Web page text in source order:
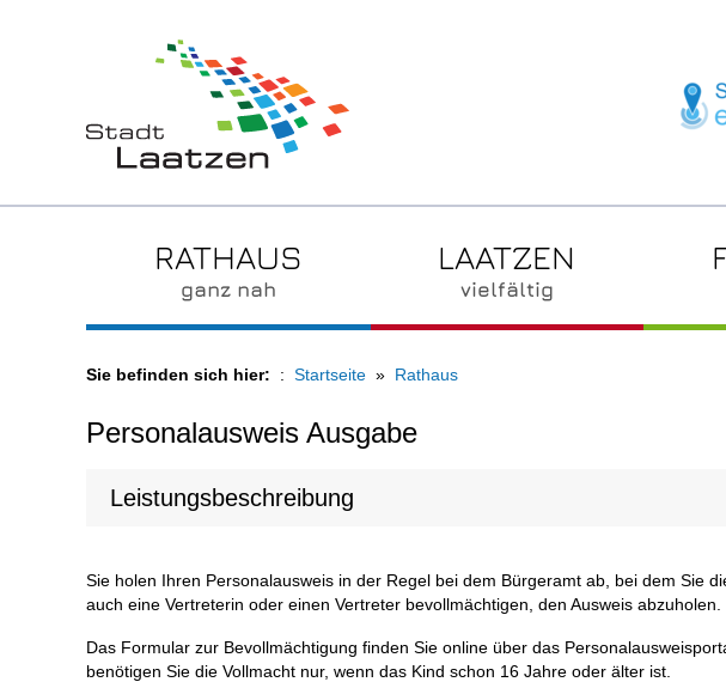
RATHAUS
ganz nah
LAATZEN
vielfältig
Sie befinden sich hier: Startseite Rathaus
Personalausweis Ausgabe
Leistungsbeschreibung
Sie holen Ihren Personalausweis in der Regel bei dem Bürgeramt ab, bei dem Sie
auch eine Vertreterin oder einen Vertreter bevollmächtigen, den Ausweis abzuholen.
Das Formular zur Bevollmächtigung finden Sie online über das
benötigen Sie die Vollmacht nur, wenn das Kind schon 16 Jahre oder älter ist.